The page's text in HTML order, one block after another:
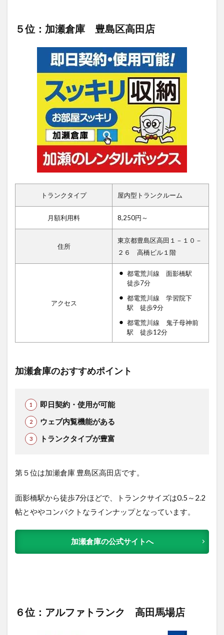
５位：加瀬倉庫 豊島区高田店
トランクタイプ 屋内型トランクルーム
月額利用料 8,250円～
住所
東京都豊島区高田１－１０－
２６ 高橋ビル１階
アクセス
都電荒川線 面影橋駅
徒歩7分
都電荒川線 学習院下
駅 徒歩9分
都電荒川線 鬼子母神前
駅 徒歩12分
加瀬倉庫のおすすめポイント
即日契約・使用が可能
ウェブ内覧機能がある
トランクタイプが豊富
第５位は加瀬倉庫 豊島区高田店です。
面影橋駅から徒歩7分ほどで、トランクサイズは0.5～2.2
帖とややコンパクトなラインナップとなっています。
加瀬倉庫の公式サイトへ
６位：アルファトランク 高田馬場店